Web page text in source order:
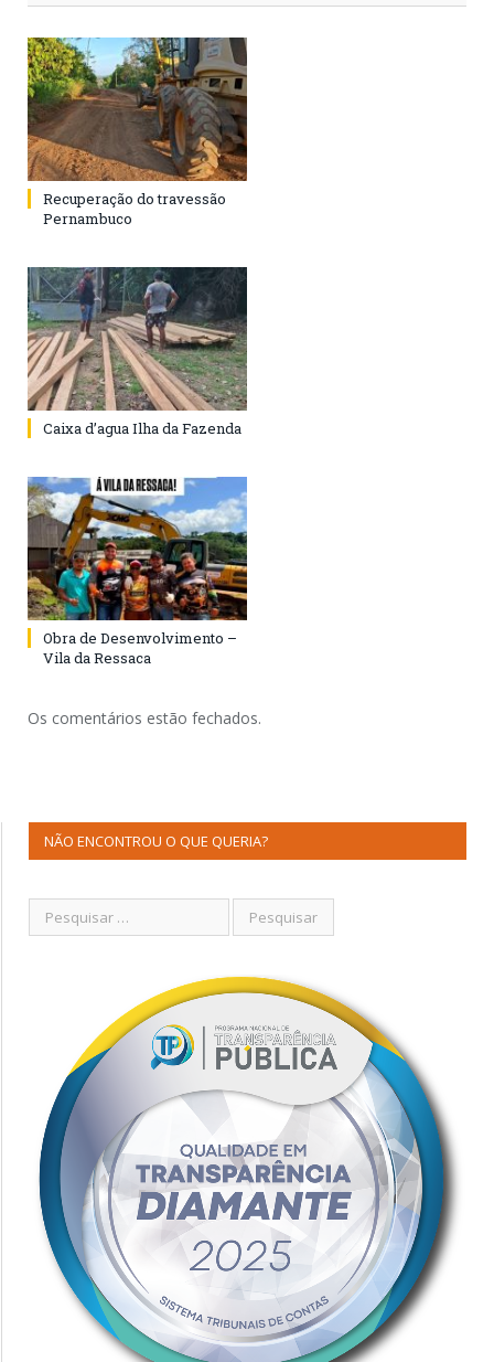
Recuperação do travessão
Pernambuco
Caixa d’agua Ilha da Fazenda
Obra de Desenvolvimento –
Vila da Ressaca
Os comentários estão fechados.
NÃO ENCONTROU O QUE QUERIA?